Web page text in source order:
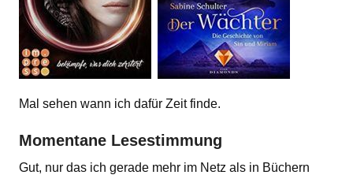
Mal sehen wann ich dafür Zeit finde.
Momentane Lesestimmung
Gut, nur das ich gerade mehr im Netz als in Büchern